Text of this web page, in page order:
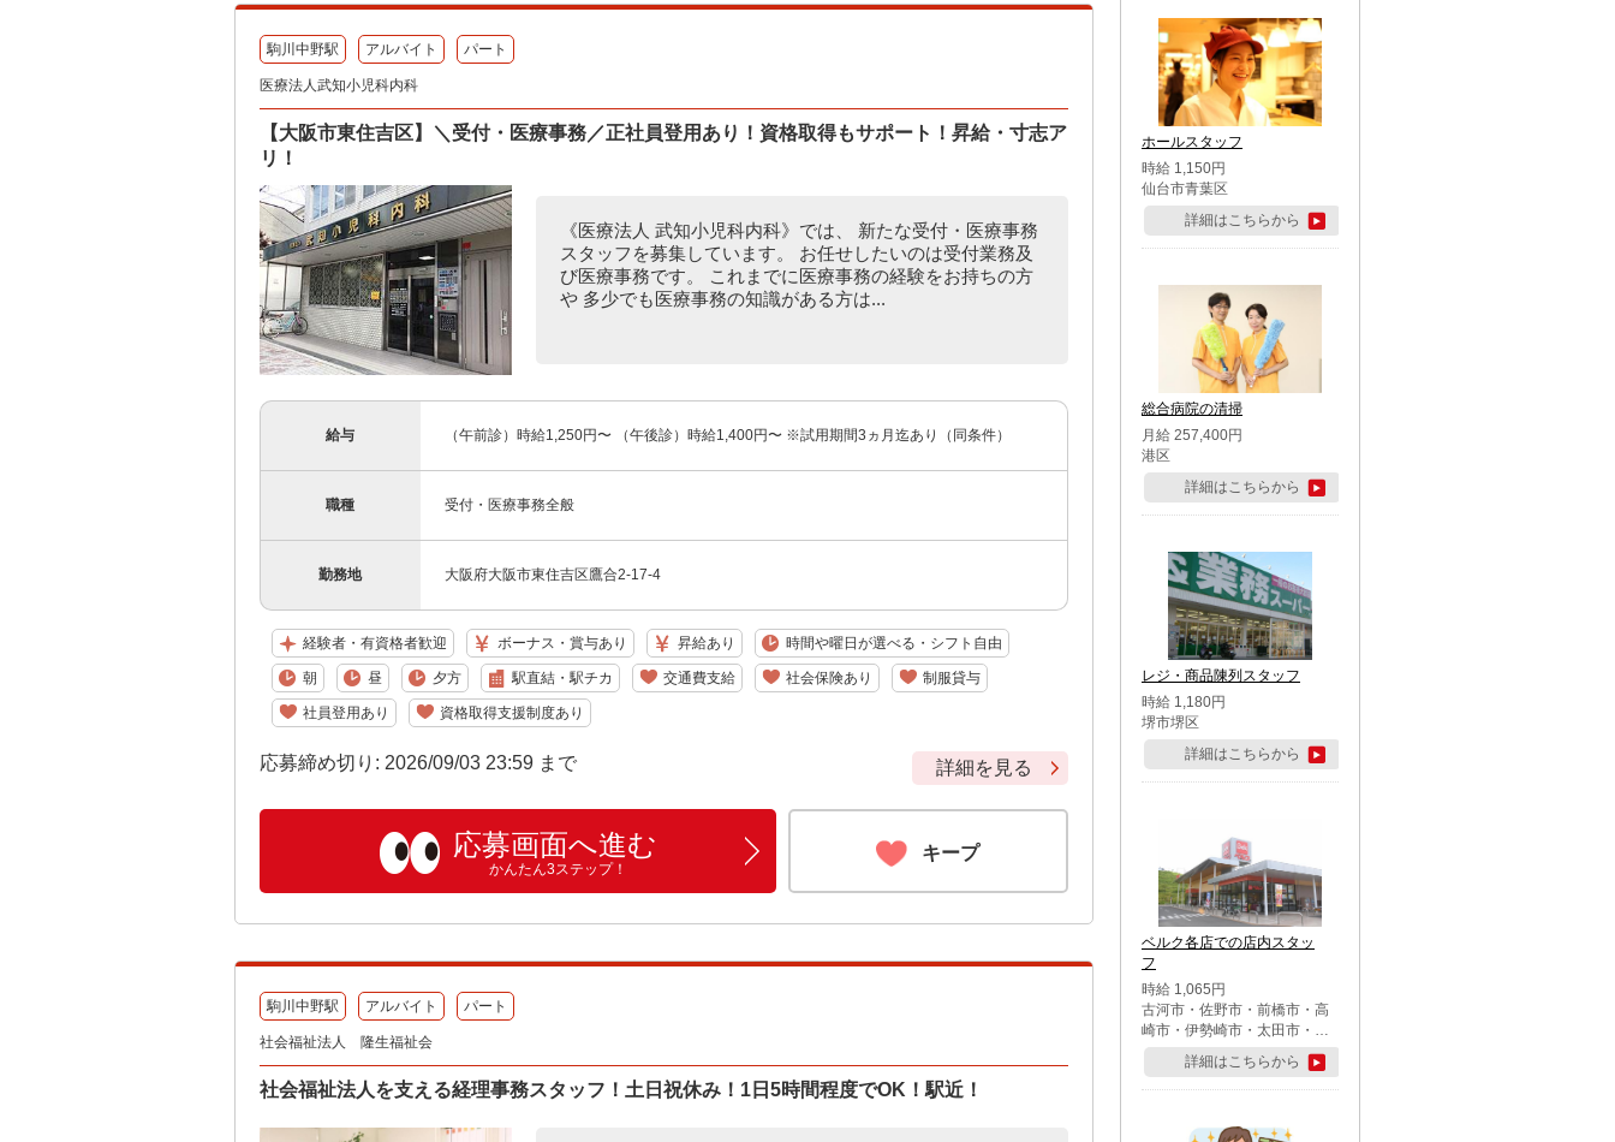
駒川中野駅 アルバイト パート
医療法人武知小児科内科
【大阪市東住吉区】＼受付・医療事務／正社員登用あり！資格取得もサポート！昇給・寸志ア
リ！
《医療法人 武知小児科内科》では、 新たな受付・医療事務
スタッフを募集しています。 お任せしたいのは受付業務及
び医療事務です。 これまでに医療事務の経験をお持ちの方
や 多少でも医療事務の知識がある方は...
給与 （午前診）時給1,250円〜 （午後診）時給1,400円〜 ※試用期間3ヵ月迄あり（同条件）
職種 受付・医療事務全般
勤務地 大阪府大阪市東住吉区鷹合2-17-4
経験者・有資格者歓迎 ボーナス・賞与あり 昇給あり 時間や曜日が選べる・シフト自由
朝 昼 夕方 駅直結・駅チカ 交通費支給 社会保険あり 制服貸与
社員登用あり 資格取得支援制度あり
応募締め切り: 2026/09/03 23:59 まで 詳細を見る
応募画面へ進む
かんたん3ステップ！
キープ
駒川中野駅 アルバイト パート
社会福祉法人 隆生福祉会
社会福祉法人を支える経理事務スタッフ！土日祝休み！1日5時間程度でOK！駅近！
ホールスタッフ
時給 1,150円
仙台市青葉区
詳細はこちらから
総合病院の清掃
月給 257,400円
港区
詳細はこちらから
レジ・商品陳列スタッフ
時給 1,180円
堺市堺区
詳細はこちらから
ベルク各店での店内スタッ
フ
時給 1,065円
古河市・佐野市・前橋市・高
崎市・伊勢崎市・太田市・館
林市・藤岡市・大泉町・さい
たま市北区・川越市・熊谷
市・行田市・秩父市・所沢
市・鶴ケ島市・千葉市中央
詳細はこちらから